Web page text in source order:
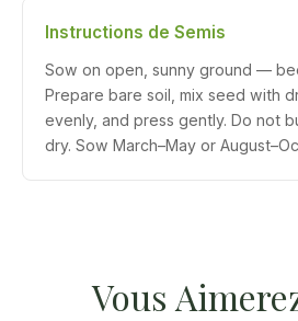
Instructions de Semis
Sow on open, sunny ground —
Prepare bare soil, mix seed with
evenly, and press gently. Do not
dry. Sow March–May or
Vous